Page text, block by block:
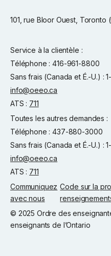
101, rue Bloor Ouest, Toronto
Service à la clientèle :
Téléphone : 416-961-8800
Sans frais (Canada et É.-U.) :
info@oeeo.ca
ATS : 711
Toutes les autres demandes :
Téléphone : 437-880-3000
Sans frais (Canada et É.-U.) :
info@oeeo.ca
ATS : 711
Communiquez
avec nous
Code sur la
© 2025 Ordre des
enseignants de l’Ontario